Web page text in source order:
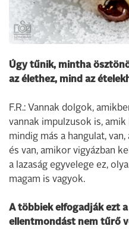
Úgy tűnik, mintha
az élethez, mind az
F.R.: Vannak dolgok,
vannak impulzusok is,
mindig más a hangulat,
és van, amikor vigyázban
a lazaság egyvelege ez,
magam is vagyok.
A többiek elfogadják ezt
ellentmondást nem tűrő